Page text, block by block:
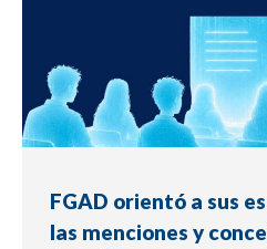
FGAD orientó a sus
las menciones y